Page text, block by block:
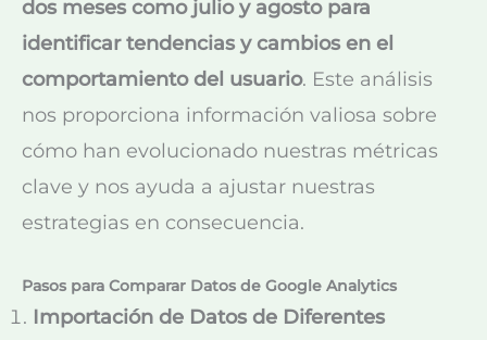
dos meses como julio y agosto para
identificar tendencias y cambios en el
comportamiento del usuario. Este análisis
nos proporciona información valiosa sobre
cómo han evolucionado nuestras métricas
clave y nos ayuda a ajustar nuestras
estrategias en consecuencia.
Pasos para Comparar Datos de Google Analytics
Importación de Datos de Diferentes